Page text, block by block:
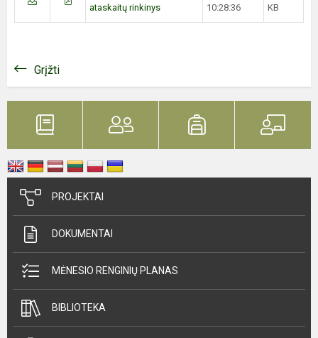
ataskaitų rinkinys
10:28:36
KB
Grįžti
PROJEKTAI
DOKUMENTAI
MĖNESIO RENGINIŲ PLANAS
BIBLIOTEKA